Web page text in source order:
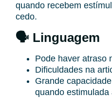
quando recebem
cedo.
🗣️ Linguagem
Pode haver atraso
Dificuldades na
Grande
quando